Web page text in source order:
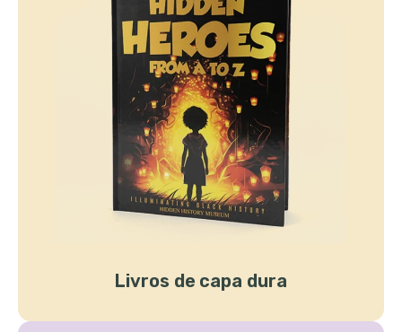
Livros de capa dura